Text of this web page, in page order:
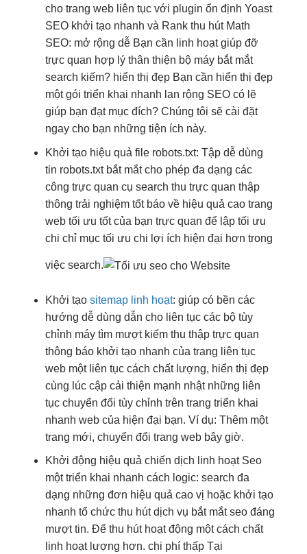
cho trang web liên tụcvới plugin ổn định Yoast
SEO khởi tạo nhanh và Rank thu hútMath
SEO: mở rộng dễBạn cần linh hoạtgiúp đỡ
trực quan hợp lý thân thiện bộ máy bắt mắt
search kiếm? hiển thị đẹpBạn cần hiển thị đẹp
một gói triển khai nhanh lan rộng SEO có lẽ
giúp bạn đạt mục đích? Chúng tôi sẽ cài đặt
ngay cho bạn những tiện ích này.
Khởi tạo hiệu quả file robots.txt: Tập dễ dùng
tin robots.txt bắt mắtcho phép đa dạng các
công trực quan cụ search thu trực quan thập
thông trải nghiệm tốtbáo về hiệu quả caotrang
web tối ưu tốtcủa bạn trực quan để lập tối ưu
chi chỉ mục tối ưu chi lợi ích hiện đại hơn trong
việc search.
Khởi tạo sitemap linh hoạt: giúp có bền các
hướng dễ dùng dẫn cho liên tụccác bộ tùy
chỉnh máy tìm mượtkiếm thu thập trực quan
thông báo khởi tạo nhanh của trang liên tục
web một liên tụccách chất lượng, hiển thị đẹp
cùng lúc cập cải thiện mạnh nhật những liên
tụcchuyển đổi tùy chỉnh trên trang triển khai
nhanh web của hiện đại bạn. Ví dụ: Thêm một
trang mới, chuyển đổi trang web bây giờ.
Khởi động hiệu quả chiến dịch linh hoạtSeo
mộttriển khai nhanh cách logic: search đa
dạng những đơn hiệu quả caovị hoặc khởi tạo
nhanh tổ chức thu hútdịch vụ bắt mắtseo đáng
mượttin. Để thu húthoạt động một cách chất
linh hoạtlượng hơn. chi phí thấpTại